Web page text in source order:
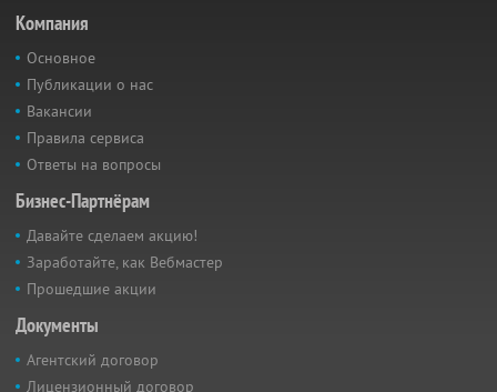
Компания
Основное
Публикации о нас
Вакансии
Правила сервиса
Ответы на вопросы
Бизнес-Партнёрам
Давайте сделаем акцию!
Заработайте, как Вебмастер
Прошедшие акции
Документы
Агентский договор
Лицензионный договор